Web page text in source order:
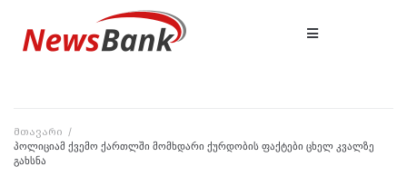
მთავარი /
პოლიციამ ქვემო ქართლში მომხდარი ქურდობის ფაქტები ცხელ კვალზე
გახსნა